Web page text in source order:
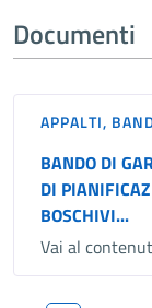
Documenti
APPALTI,
BANDO DI
DI
BOSCHIVI...
Vai al